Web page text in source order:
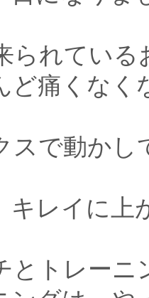
られている
ど痛くなく
スで動かし
キレイに上
とトレーニ